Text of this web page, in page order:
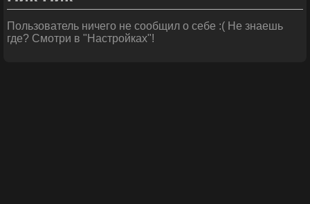
Пользователь ничего не сообщил о себе :( Не знаешь
где? Смотри в "Настройках"!